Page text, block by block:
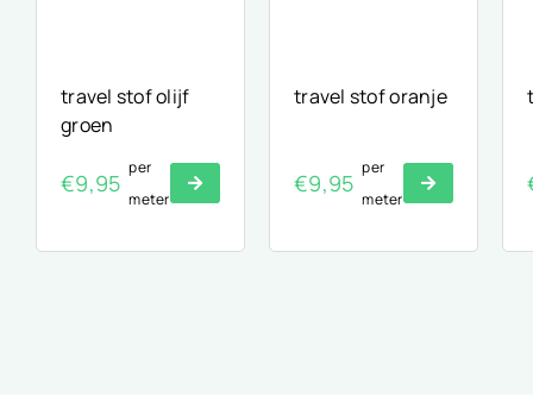
travel stof olijf
groen
€9,95
per
meter
travel stof oranje
€9,95
per
meter